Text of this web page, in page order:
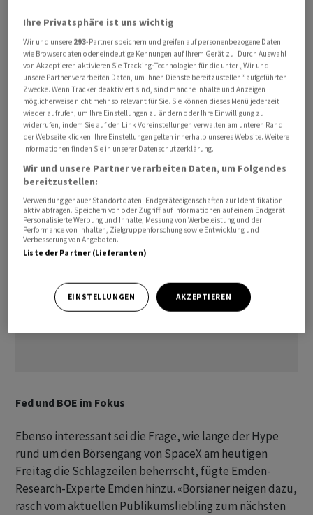
‌Friedensabkommen zwischen den USA und dem Iran in
Aussicht gestellt. Am Freitag folgte demnach die 38.
Ankündigung. «Jedoch haben die Anleger mit Blick auf
‌denÖlpreisoffensichtlich noch nicht kapituliert, auch
wenn die Wochenbilanz an den Kapitalmärkten eine
gewisse Resignation ​versprüht», schreiben die Experten
der Helaba. DerDaxschloss am Freitag rund 0,7 Prozent
über dem Vorwochenschluss, beim SMI betrug der
Zuwachs 3,2 Prozent.
Fed und BOE im Fokus
Ebenso interessant sei die Frage, wie lange der Hype
rund um den Börsengang von SpaceX am heutigen
Freitag die Schlagzeilen beherrscht, fügte Emden-
Research-Experte Emden hinzu. «Börsianer neigen dazu,
rasch vom aktuellen Publikumsliebling zum nächsten
Ihre Privatsphäre ist uns wichtig
Wir und unsere 293-Partner speichern und greifen auf personenbezogene Daten
wie Browserdaten oder eindeutige Kennungen auf Ihrem Gerät zu. Durch Auswahl
von Akzeptieren aktivieren Sie Tracking-Technologien für die unter „Wir und
unsere Partner verarbeiten Daten, um Ihnen Dienste bereitzustellen“ aufgeführten
Zwecke. Wenn Tracker deaktiviert sind, sind manche Inhalte und Anzeigen
möglicherweise nicht mehr so relevant für Sie. Sie können dieses Menü jederzeit
wieder aufrufen, um Ihre Einstellungen zu ändern oder Ihre Einwilligung zu
widerrufen, indem Sie auf den Link Voreinstellungen verwalten am unteren Rand
der Webseite klicken. Ihre Einstellungen gelten innerhalb unseres Website. Weitere
Informationen finden Sie in unserer Datenschutzerklärung.
Wir und unsere Partner verarbeiten Daten, um Folgendes
bereitzustellen:
Verwendung genauer Standortdaten. Endgeräteeigenschaften zur Identifikation
aktiv abfragen. Speichern von oder Zugriff auf Informationen auf einem Endgerät.
Personalisierte Werbung und Inhalte, Messung von Werbeleistung und der
Performance von Inhalten, Zielgruppenforschung sowie Entwicklung und
Verbesserung von Angeboten.
Liste der Partner (Lieferanten)
EINSTELLUNGEN AKZEPTIEREN